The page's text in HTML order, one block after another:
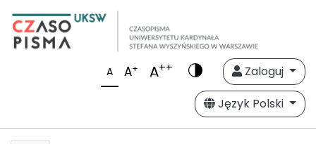
A A+ A++
Zaloguj
Język Polski